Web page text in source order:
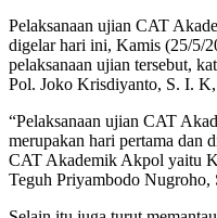
Pelaksanaan ujian CAT
digelar hari ini, Kamis (25/5/
pelaksanaan ujian tersebut,
Pol. Joko Krisdiyanto, S. I. K,
“Pelaksanaan ujian CAT
merupakan hari pertama dan
CAT Akademik Akpol yaitu
Teguh Priyambodo